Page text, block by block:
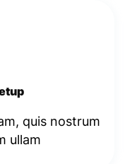
quis nostrum
ullam